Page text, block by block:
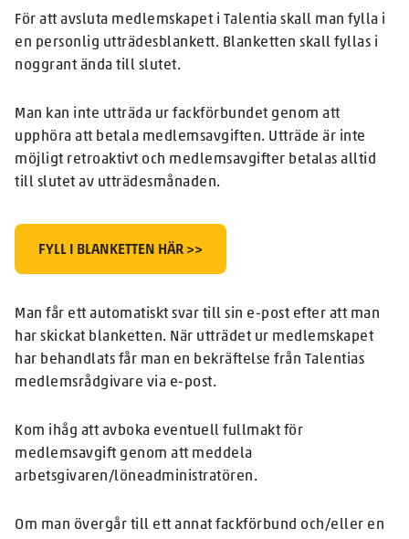
För att avsluta medlemskapet i Talentia skall man fylla i
en personlig utträdesblankett. Blanketten skall fyllas i
noggrant ända till slutet.
Man kan inte utträda ur fackförbundet genom att
upphöra att betala medlemsavgiften. Utträde är inte
möjligt retroaktivt och medlemsavgifter betalas alltid
till slutet av utträdesmånaden.
FYLL I BLANKETTEN HÄR >>
Man får ett automatiskt svar till sin e-post efter att man
har skickat blanketten. När utträdet ur medlemskapet
har behandlats får man en bekräftelse från Talentias
medlemsrådgivare via e-post.
Kom ihåg att avboka eventuell fullmakt för
medlemsavgift genom att meddela
arbetsgivaren/löneadministratören.
Om man övergår till ett annat fackförbund och/eller en